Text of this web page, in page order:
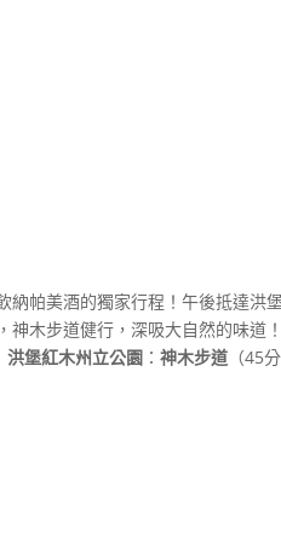
帕美酒的獨家行程！午後抵達洪
神木步道健行，深吸大自然的味
洪堡紅木州立公園 ：神木步道 （45